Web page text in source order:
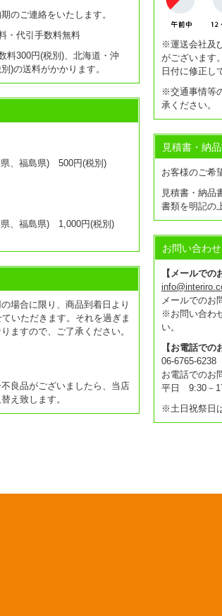
のご連絡をいたします。
・代引手数料無料
料300円(税別)、北海道・沖
の送料がかかります。
県、福島県) 500円(税別)
県、福島県) 1,000円(税別)
場合に限り、商品到着日より
いただきます。それを過ぎま
ますので、ご了承ください。
良品がございましたら、当店
え致します。
※運送会社及
がございます
日付に修正し
※交通事情等
承ください。
見積書・納
お客様のご希
見積書・納品
書類を明記の
お問い合わせ
【メールでの
メールでのお
※お問い合わ
い。
【お電話での
06-6765-6238
お電話でのお
平日 9:30－
※土日祝祭日